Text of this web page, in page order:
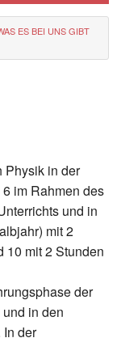
ES BEI UNS GIBT
Physik in der
im Rahmen des
und in
mit 2
10 mit 2 Stunden
der
in den
der